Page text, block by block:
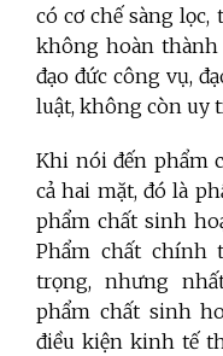
có cơ chế sàng
không hoàn thành
đạo đức công vụ,
luật, không còn uy
Khi nói đến phẩm
cả hai mặt, đó là
phẩm chất sinh
Phẩm chất chính
trọng, nhưng
phẩm chất sinh
điều kiện kinh tế